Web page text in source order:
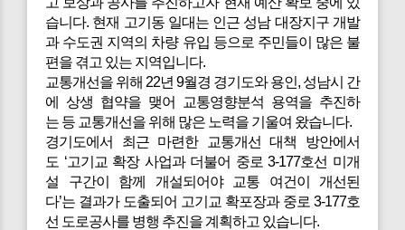
습니다. 현재 고기동 일대는 인근 성남 대장지구 개발
과 수도권 지역의 차량 유입 등으로 주민들이 많은 불
편을 겪고 있는 지역입니다.
교통개선을 위해 22년 9월경 경기도와 용인, 성남시 간
에 상생 협약을 맺어 교통영향분석 용역을 추진하
는 등 교통개선을 위해 많은 노력을 기울여 왔습니다.
경기도에서 최근 마련한 교통개선 대책 방안에서
도 ‘고기교 확장 사업과 더불어 중로 3-177호선 미개
설 구간이 함께 개설되어야 교통 여건이 개선된
다’는 결과가 도출되어 고기교 확포장과 중로 3-177호
선 도로공사를 병행 추진을 계획하고 있습니다.